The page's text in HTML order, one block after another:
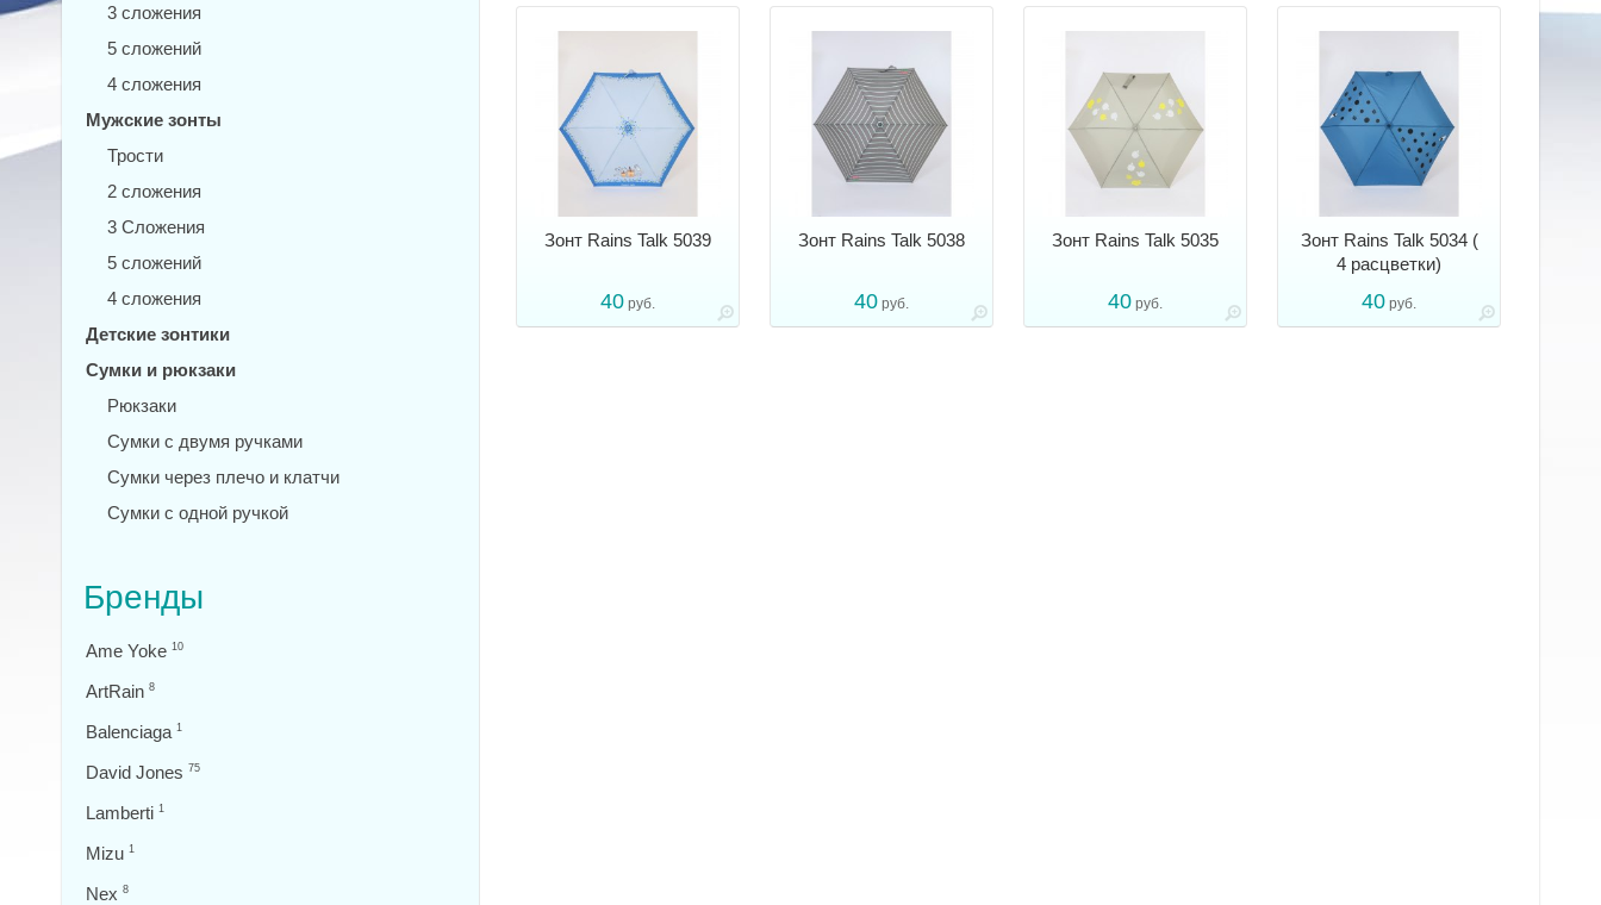
Зонт Rains Talk 5039
40 руб.
Зонт Rains Talk 5038
40 руб.
Зонт Rains Talk 5035
40 руб.
Зонт Rains Talk 5034 (
4 расцветки)
40 руб.
3 сложения
5 сложений
4 сложения
Мужские зонты
Трости
2 сложения
3 Сложения
5 сложений
4 сложения
Детские зонтики
Сумки и рюкзаки
Рюкзаки
Сумки с двумя ручками
Сумки через плечо и клатчи
Сумки с одной ручкой
Бренды
Ame Yoke 10
ArtRain 8
Balenciaga 1
David Jones 75
Lamberti 1
Mizu 1
Nex 8